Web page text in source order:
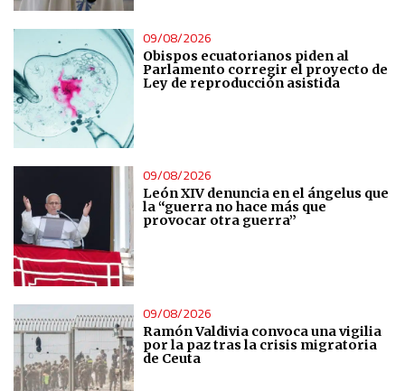
09/08/2026
Obispos ecuatorianos piden al
Parlamento corregir el proyecto de
Ley de reproducción asistida
09/08/2026
León XIV denuncia en el ángelus que
la “guerra no hace más que
provocar otra guerra”
09/08/2026
Ramón Valdivia convoca una vigilia
por la paz tras la crisis migratoria
de Ceuta